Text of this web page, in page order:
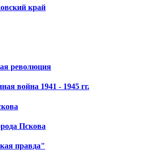
край
революция
война 1941 - 1945 гг.
Пскова
правда"